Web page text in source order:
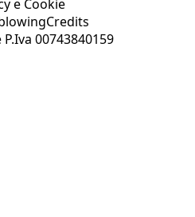
e Cookie
Credits
00743840159